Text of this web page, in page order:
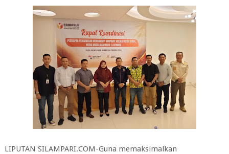
LIPUTAN SILAMPARI.COM-Guna memaksimalkan